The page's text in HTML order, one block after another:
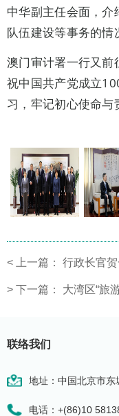
中华副主任会面，
队伍建设等事务的情
澳门审计署一行又
祝中国共产党成立
习，牢记初心使命与
< 上一篇： 行政长官
> 下一篇： 大湾区“旅
联络我们
地址：中国北京市
电话：+(86)10